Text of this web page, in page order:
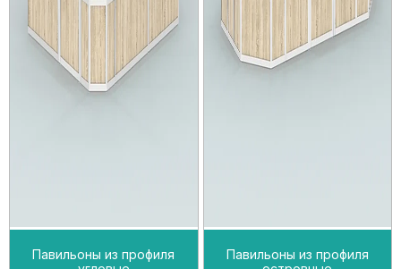
Павильоны из профиля
Павильоны из профиля